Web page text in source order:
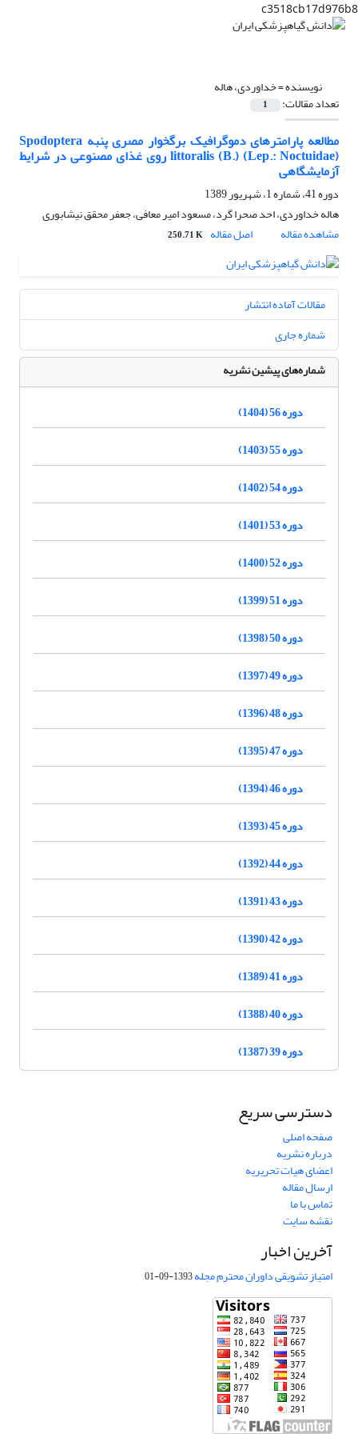
c3518cb17d976b8
نویسنده =خداوردی، هاله
تعداد مقالات: 1
مطالعه پارامترهای دموگرافیک برگخوار مصری پنبه Spodoptera
littoralis (B.) (Lep.: Noctuidae) روی غذای مصنوعی در شرایط
آزمایشگاهی
دوره 41، شماره 1، شهریور 1389
هاله خداوردی، احد صحرا گرد، مسعود امیر معافی، جعفر محقق نیشابوری
مشاهده مقاله
اصل مقاله 250.71 K
مقالات آماده انتشار
شماره جاری
شماره‌های پیشین نشریه
دوره 56 (1404)
دوره 55 (1403)
دوره 54 (1402)
دوره 53 (1401)
دوره 52 (1400)
دوره 51 (1399)
دوره 50 (1398)
دوره 49 (1397)
دوره 48 (1396)
دوره 47 (1395)
دوره 46 (1394)
دوره 45 (1393)
دوره 44 (1392)
دوره 43 (1391)
دوره 42 (1390)
دوره 41 (1389)
دوره 40 (1388)
دوره 39 (1387)
دسترسی سریع
صفحه اصلی
درباره نشریه
اعضای هیات تحریریه
ارسال مقاله
تماس با ما
نقشه سایت
آخرین اخبار
امتیاز تشویقی داوران محترم مجله1393-09-01